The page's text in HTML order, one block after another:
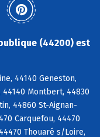
(44200) est
44140 Geneston,
44140 Montbert, 44830
44860 St-Aignan-
Carquefou, 44470
Thouaré s/Loire,